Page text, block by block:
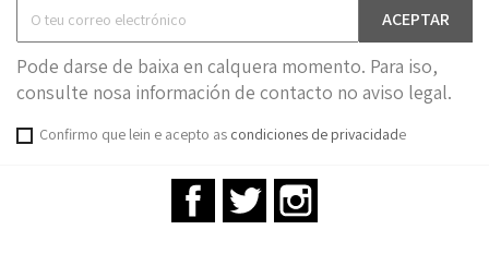
Pode darse de baixa en calquera momento. Para iso,
consulte nosa información de contacto no aviso legal.
Confirmo que lein e acepto as condiciones de privacidade
FacebookTwitter